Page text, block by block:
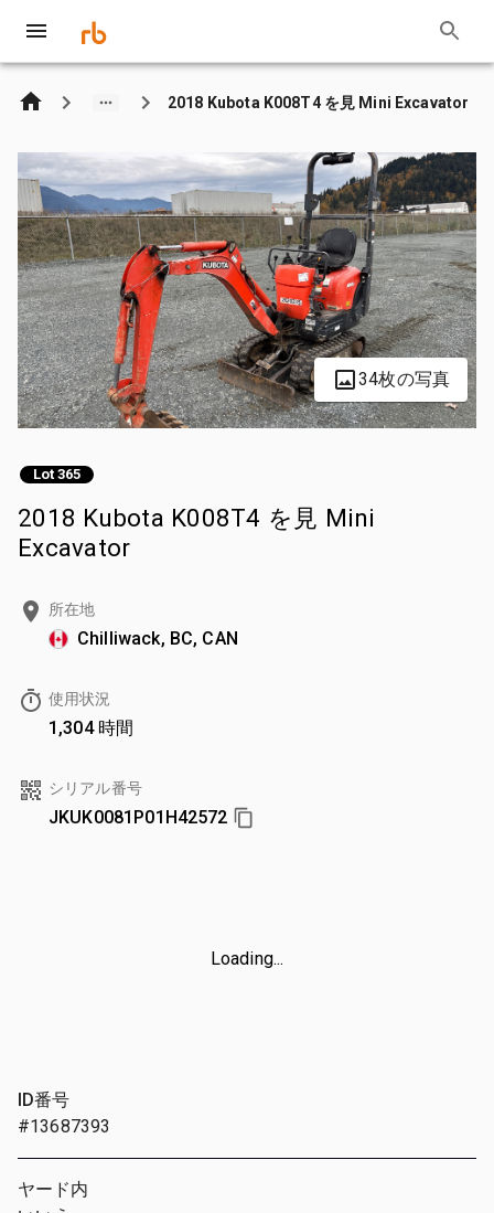
2018 Kubota K008T4 を見 Mini Excavator
34枚の写真
Lot 365
2018 Kubota K008T4 を見 Mini
Excavator
所在地
Chilliwack, BC, CAN
使用状況
1,304 時間
シリアル番号
JKUK0081P01H42572
Loading...
ID番号
#13687393
ヤード内